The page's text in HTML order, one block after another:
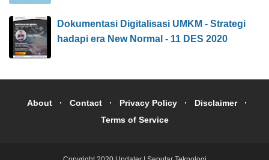
Dokumentasi Digitalisasi UMKM - Strategi
hadapi era New Normal - 11 DES 2020
About Contact Privacy Policy
Disclaimer
Terms of Service